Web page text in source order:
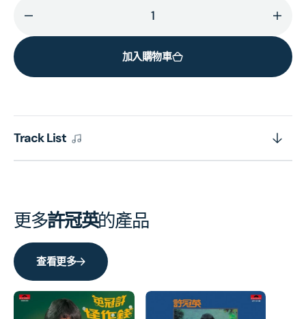
之
(環
球
讚)
的
數
量
增
加
之
(環
球
加入購物車
Track List
更多許冠英的產品
查看更多